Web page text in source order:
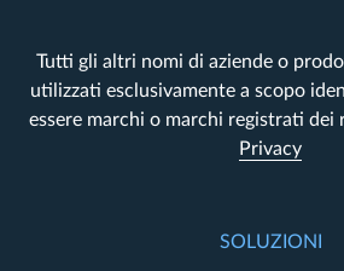
Tutti gli altri nomi di aziende o
utilizzati esclusivamente a scopo
essere marchi o marchi registrati
Privacy
SOLUZIONI